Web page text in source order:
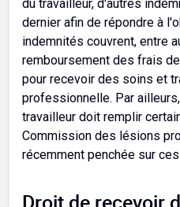
du travailleur, d'autres
dernier afin de répondre à
indemnités couvrent, entre
remboursement des frais
pour recevoir des soins et
professionnelle. Par
travailleur doit remplir
Commission des lésions
récemment penchée sur
Droit de recevoir